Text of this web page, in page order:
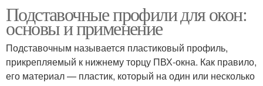
Подставочные профили для окон:
основы и применение
Подставочным называется пластиковый профиль,
прикрепляемый к нижнему торцу ПВХ-окна. Как правило,
его материал — пластик, который на один или несколько